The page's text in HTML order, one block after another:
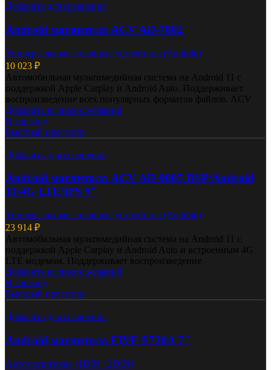
Добавить для сравнения
Android магнитола ACV AD-7002
Универсальные головные устройства (Android)
10 023 ₽
Автомобильная мультимедийная система на Android 11 с
поддержкой Apple Carplay и Android Auto. Поддерживает
воспроизведение всех популярных форматов файлов. ACV
Добавить в список желаний
В корзину
Быстрый просмотр
Добавить для сравнения
Android магнитола ACV AD-9005 DSP/Android
11/4G LTE/IPS 9″
Универсальные головные устройства (Android)
23 914 ₽
Автомобильная мультимедийная система на Android 11 с
поддержкой Apple Carplay и Android Auto и встроенным 4G
LTE модемом. Поддерживает воспроизведение
Добавить в список желаний
В корзину
Быстрый просмотр
Добавить для сравнения
Android магнитола FIVE F720A 7″
Автомагнитолы (1DIN / 2DIN)